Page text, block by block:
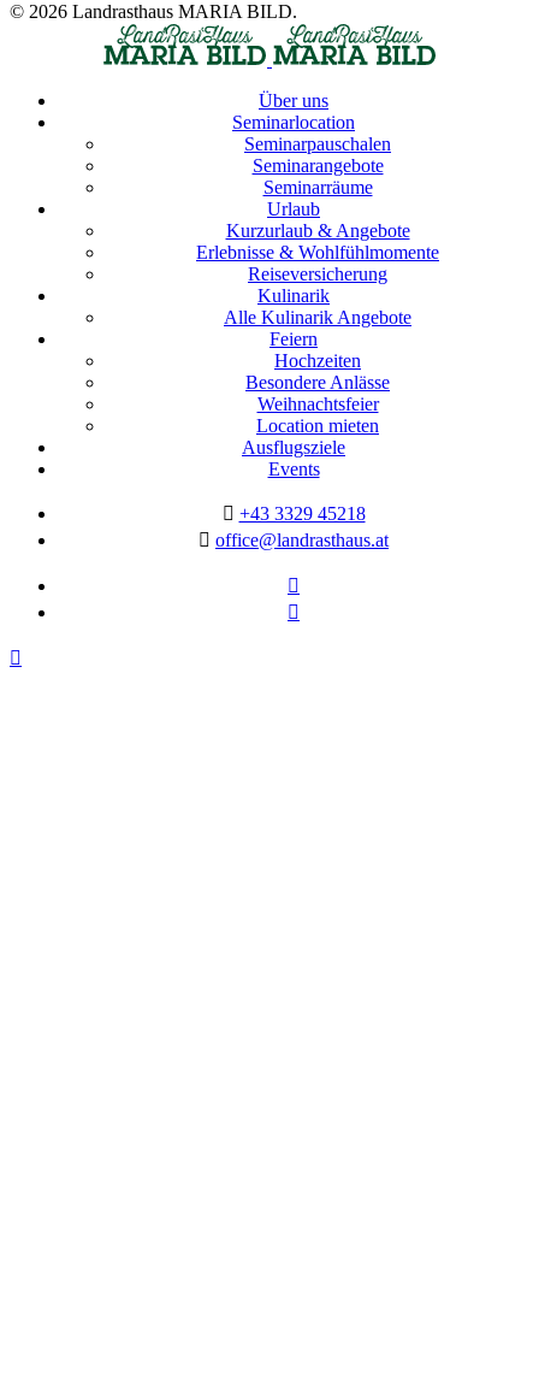
© 2026 Landrasthaus MARIA BILD.
Über uns
Seminarlocation
Seminarpauschalen
Seminarangebote
Seminarräume
Urlaub
Kurzurlaub & Angebote
Erlebnisse & Wohlfühlmomente
Reiseversicherung
Kulinarik
Alle Kulinarik Angebote
Feiern
Hochzeiten
Besondere Anlässe
Weihnachtsfeier
Location mieten
Ausflugsziele
Events
+43 3329 45218
office@landrasthaus.at